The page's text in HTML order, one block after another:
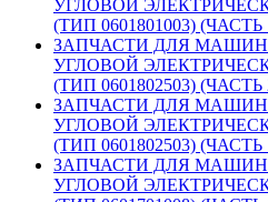
УГЛОВОЙ
(ТИП 0601801003) (ЧАСТЬ
ЗАПЧАСТИ ДЛЯ
УГЛОВОЙ
(ТИП 0601802503) (ЧАСТЬ
ЗАПЧАСТИ ДЛЯ
УГЛОВОЙ
(ТИП 0601802503) (ЧАСТЬ
ЗАПЧАСТИ ДЛЯ
УГЛОВОЙ